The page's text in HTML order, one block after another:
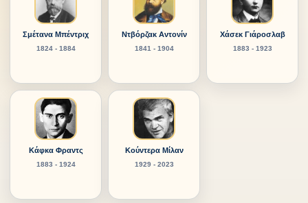
Σμέτανα Μπέντριχ
1824 - 1884
Ντβόρζακ Αντονίν
1841 - 1904
Χάσεκ Γιάροσλαβ
1883 - 1923
Κάφκα Φραντς
1883 - 1924
Κούντερα Μίλαν
1929 - 2023